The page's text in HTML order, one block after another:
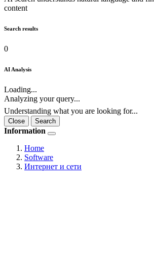
content
Search results
0
AI Analysis
Loading...
Analyzing your query...
Understanding what you are looking for...
Close Search
Information
Home
Software
Интернет и сети